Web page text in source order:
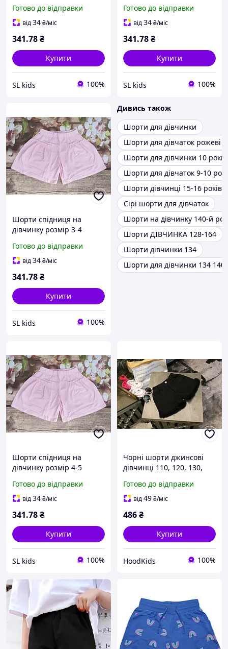
Готово до відправки
від34₴/міс
341.78₴
Купити
SL kids 100%
Готово до відправки
від34₴/міс
341.78₴
Купити
SL kids 100%
Шорти спідниця на
дівчинку розмір 3-4
Готово до відправки
від34₴/міс
341.78₴
Купити
SL kids 100%
Дивись також
Шорти для дівчинки
Шорти для дівчаток рожеві
Шорти для дівчинки 10 років
Шорти для дівчаток 9-10
Шорти дівчинці 15-16 років
Сірі шорти для дівчаток
Шорти на дівчинку 140-й
Шорти ДІВЧИНКА 128-164
Шорти дівчинки 134
Шорти для дівчинки 134 140
Шорти спідниця на
дівчинку розмір 4-5
Готово до відправки
від34₴/міс
341.78₴
Купити
SL kids 100%
Чорні шорти джинсові
дівчинці 110, 120, 130,
Готово до відправки
від49₴/міс
486₴
Купити
HoodKids 100%